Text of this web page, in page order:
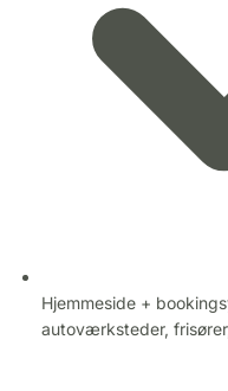
Hjemmeside +
autoværksteder,